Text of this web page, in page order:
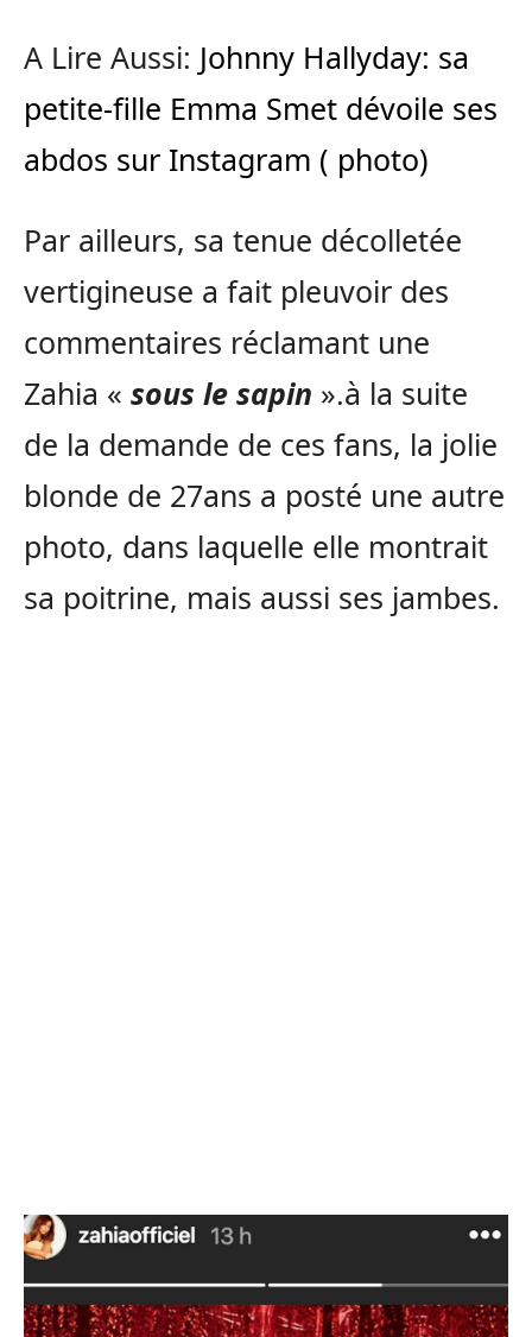
A Lire Aussi: Johnny Hallyday: sa
petite-fille Emma Smet dévoile ses
abdos sur Instagram ( photo)
Par ailleurs, sa tenue décolletée
vertigineuse a fait pleuvoir des
commentaires réclamant une
Zahia « sous le sapin ».à la suite
de la demande de ces fans, la jolie
blonde de 27ans a posté une autre
photo, dans laquelle elle montrait
sa poitrine, mais aussi ses jambes.